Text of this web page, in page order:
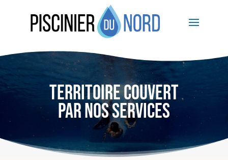
TERRITOIRE COUVERT
PAR NOS SERVICES